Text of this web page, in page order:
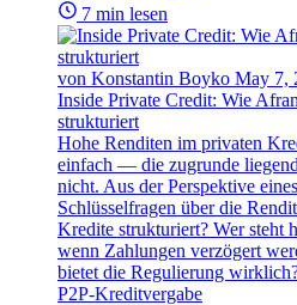
7 min lesen
von Konstantin Boyko May 7,
Inside Private Credit: Wie
strukturiert
Hohe Renditen im privaten
einfach — die zugrunde
nicht. Aus der Perspektive
Schlüsselfragen über die
Kredite strukturiert? Wer steht
wenn Zahlungen verzögert
bietet die Regulierung
P2P-Kreditvergabe